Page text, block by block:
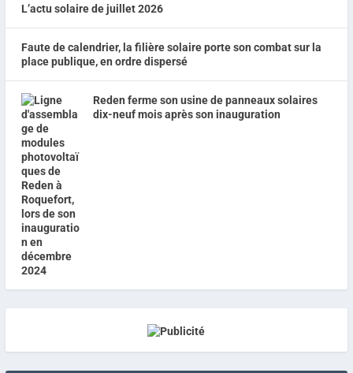
L’actu solaire de juillet 2026
Faute de calendrier, la filière solaire porte son combat sur la
place publique, en ordre dispersé
Reden ferme son usine de panneaux solaires
dix-neuf mois après son inauguration